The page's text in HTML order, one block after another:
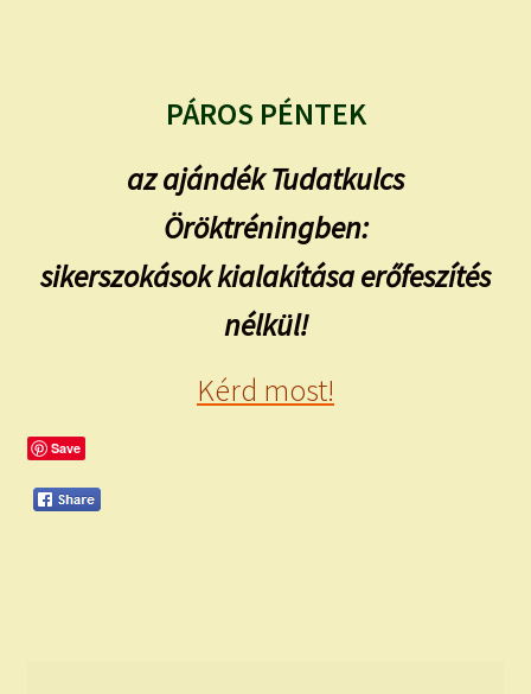
PÁROS PÉNTEK
az ajándék Tudatkulcs
Öröktréningben:
sikerszokások kialakítása erőfeszítés
nélkül!
Kérd most!
Save